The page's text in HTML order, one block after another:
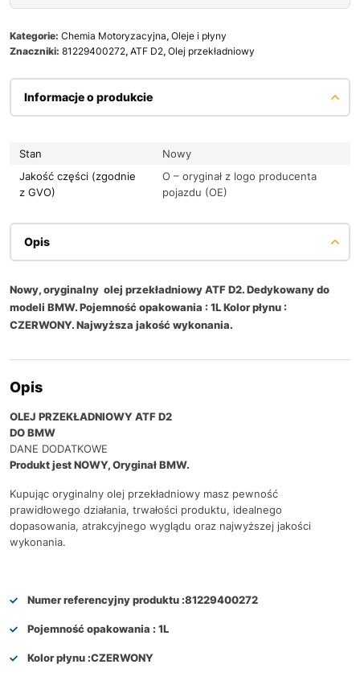
Kategorie: Chemia Motoryzacyjna, Oleje i płyny
Znaczniki: 81229400272, ATF D2, Olej przekładniowy
Informacje o produkcie
Stan
Nowy
Jakość części (zgodnie
z GVO)
O – oryginał z logo producenta
pojazdu (OE)
Opis
Nowy, oryginalny olej przekładniowy ATF D2. Dedykowany do
modeli BMW. Pojemność opakowania : 1L Kolor płynu :
CZERWONY. Najwyższa jakość wykonania.
Opis
OLEJ PRZEKŁADNIOWY ATF D2
DO BMW
DANE DODATKOWE
Produkt jest NOWY, Oryginał BMW.
Kupując oryginalny olej przekładniowy masz pewność
prawidłowego działania, trwałości produktu, idealnego
dopasowania, atrakcyjnego wyglądu oraz najwyższej jakości
wykonania.
Numer referencyjny produktu :81229400272
Pojemność opakowania : 1L
Kolor płynu :CZERWONY